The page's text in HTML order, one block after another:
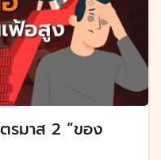
รมาส 2 “ของ